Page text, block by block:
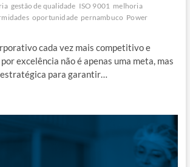
gestão de qualidade ISO 9001 melhoria
oportunidade pernambuco Power
cada vez mais competitivo e
excelência não é apenas uma meta, mas
estratégica para garantir…